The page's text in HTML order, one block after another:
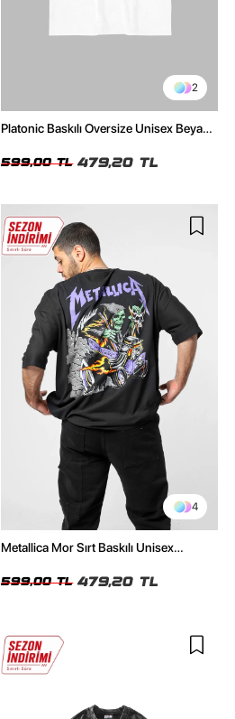
2
Platonic Baskılı Oversize Unisex Beyaz
599,00 TL 479,20 TL
4
Metallica Mor Sırt Baskılı Unisex
599,00 TL 479,20 TL